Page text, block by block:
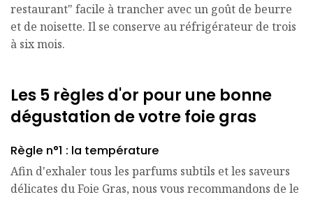
restaurant" facile à trancher avec un goût de beurre
et de noisette. Il se conserve au réfrigérateur de trois
à six mois.
Les 5 règles d'or pour une bonne
dégustation de votre foie gras
Règle n°1 : la température
Afin d'exhaler tous les parfums subtils et les saveurs
délicates du Foie Gras, nous vous recommandons de le